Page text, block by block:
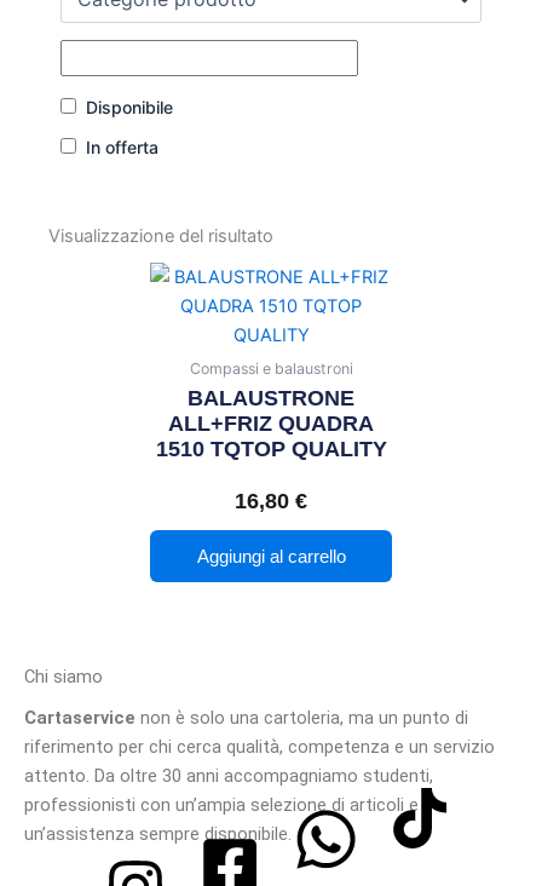
Disponibile
In offerta
Visualizzazione del risultato
Compassi e balaustroni
BALAUSTRONE
ALL+FRIZ QUADRA
1510 TQTOP QUALITY
16,80 €
Aggiungi al carrello
Chi siamo
Cartaservice non è solo una cartoleria, ma un punto di
riferimento per chi cerca qualità, competenza e un servizio
attento. Da oltre 30 anni accompagniamo studenti,
professionisti con un’ampia selezione di articoli e
un’assistenza sempre disponibile.